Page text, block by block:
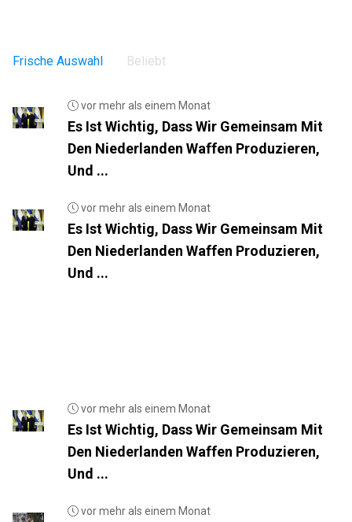
Frische Auswahl Beliebt
vor mehr als einem Monat
Es Ist Wichtig, Dass Wir Gemeinsam Mit
Den Niederlanden Waffen Produzieren,
Und ...
vor mehr als einem Monat
Es Ist Wichtig, Dass Wir Gemeinsam Mit
Den Niederlanden Waffen Produzieren,
Und ...
vor mehr als einem Monat
Es Ist Wichtig, Dass Wir Gemeinsam Mit
Den Niederlanden Waffen Produzieren,
Und ...
vor mehr als einem Monat